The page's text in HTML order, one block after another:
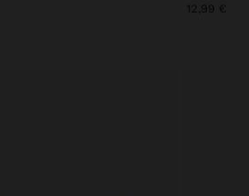
12,99 €